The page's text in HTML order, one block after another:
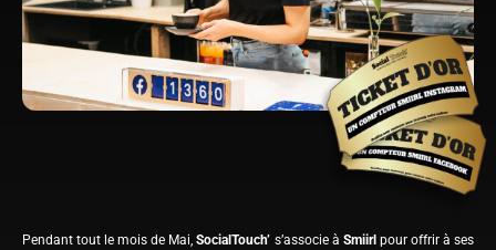
Pendant tout le mois de Mai,SocialTouch’ s’associe à Smiirl pour offrir à ses